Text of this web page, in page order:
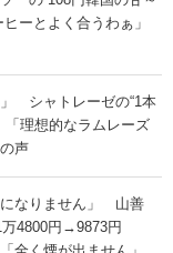
ーとよく合うわぁ」
」 シャトレーゼの“1本
理想的なラムレーズ
声
になりません」 山善
万4800円→9873円